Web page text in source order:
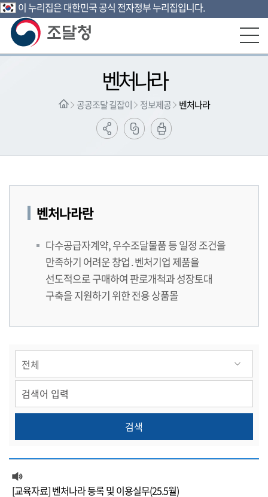
본문영역 바로가기
메인메뉴 바로가기
하단링크 바로가기
이 누리집은 대한민국 공식 전자정부 누리집입니다.
벤처나라
공공조달 길잡이 정보제공 벤처나라
벤처나라란
다수공급자계약, 우수조달물품 등 일정 조건을
만족하기 어려운 창업․벤처기업 제품을
선도적으로 구매하여 판로개척과 성장토대
구축을 지원하기 위한 전용 상품몰
[교육자료] 벤처나라 등록 및 이용실무(25.5월)